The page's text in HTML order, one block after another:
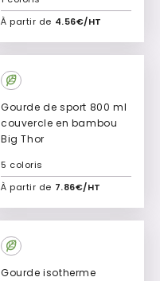
À partir de 4.56€/HT
Ajouter à mon devis
Gourde de sport 800 ml
couvercle en bambou
Big Thor
À partir de 7.86€/HT
5 coloris
Ajouter à mon devis
Gourde isotherme